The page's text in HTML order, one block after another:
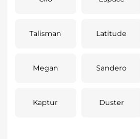
Talisman Latitude
Megan Sandero
Kaptur Duster